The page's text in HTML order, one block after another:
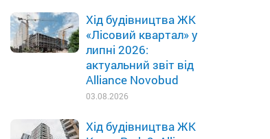
Хід будівництва ЖК
«Лісовий квартал» у
липні 2026:
актуальний звіт від
Alliance Novobud
03.08.2026
Хід будівництва ЖК